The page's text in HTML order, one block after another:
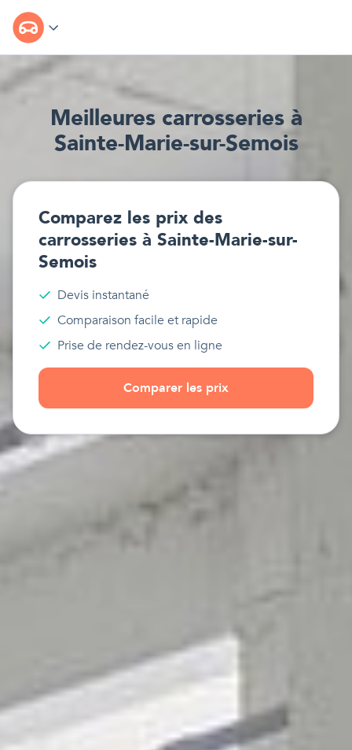
Meilleures carrosseriesà
Sainte-Marie-sur-Semois
Comparez les prix des
carrosseries à Sainte-Marie-sur-
Semois
Devis instantané
Comparaison facile et rapide
Prise de rendez-vous en ligne
Comparer les prix